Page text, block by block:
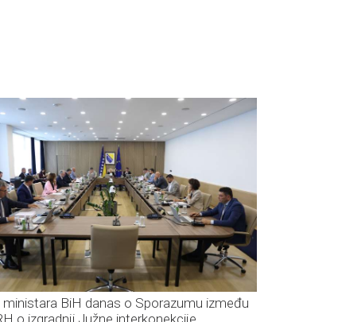
ministara BiH danas o Sporazumu između